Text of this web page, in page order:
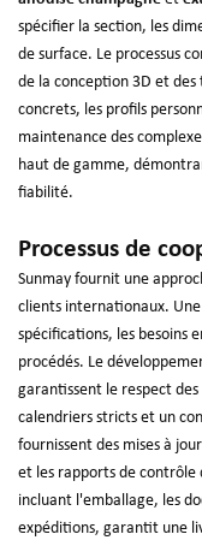
spécifier la section, les
de surface. Le processus
de la conception 3D et
concrets, les profils
maintenance des
haut de gamme,
fiabilité.
Processus de
Sunmay fournit une
clients internationaux.
spécifications, les besoins
procédés. Le
garantissent le respect
calendriers stricts et un
fournissent des mises à
et les rapports de contrôle
incluant l'emballage, les
expéditions, garantit une